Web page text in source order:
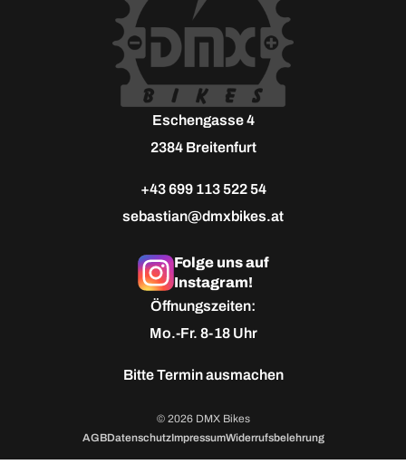
Eschengasse 4
2384 Breitenfurt
+43 699 113 522 54
sebastian@dmxbikes.at
Folge uns auf
Instagram!
Öffnungszeiten:
Mo.-Fr. 8-18 Uhr
BitteTermin ausmachen
© 2026 DMX Bikes
AGBDatenschutzImpressumWiderrufsbelehrung